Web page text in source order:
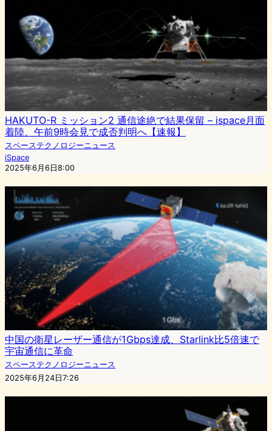
HAKUTO-R ミッション2 通信途絶で結果保留 – ispace月面
着陸、午前9時会見で成否判明へ【速報】
スペーステクノロジーニュース
iSpace
2025年6月6日8:00
中国の衛星レーザー通信が1Gbps達成、Starlink比5倍速で
宇宙通信に革命
スペーステクノロジーニュース
2025年6月24日7:26